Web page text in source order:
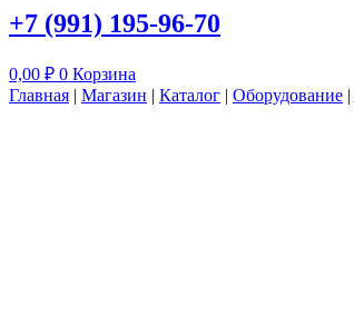
+7 (991) 195-96-70
0,00 ₽ 0 Корзина
Главная | Магазин | Каталог | Оборудование |